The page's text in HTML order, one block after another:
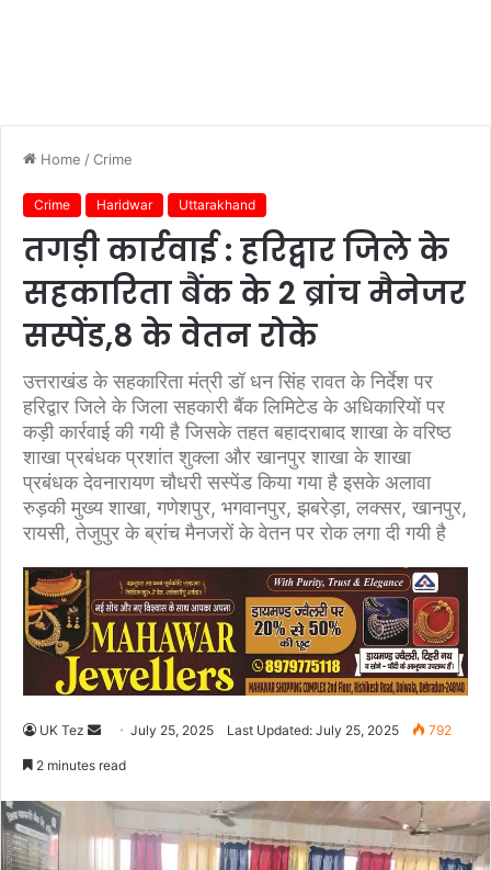
Home /Crime
Crime Haridwar Uttarakhand
तगड़ी कार्रवाई : हरिद्वार जिले के
सहकारिता बैंक के 2 ब्रांच मैनेजर
सस्पेंड,8 के वेतन रोके
उत्तराखंड के सहकारिता मंत्री डॉ धन सिंह रावत के निर्देश पर
हरिद्वार जिले के जिला सहकारी बैंक लिमिटेड के अधिकारियों पर
कड़ी कार्रवाई की गयी है जिसके तहत बहादराबाद शाखा के वरिष्ठ
शाखा प्रबंधक प्रशांत शुक्ला और खानपुर शाखा के शाखा
प्रबंधक देवनारायण चौधरी सस्पेंड किया गया है इसके अलावा
रुड़की मुख्य शाखा, गणेशपुर, भगवानपुर, झबरेड़ा, लक्सर, खानपुर,
रायसी, तेजुपुर के ब्रांच मैनजरों के वेतन पर रोक लगा दी गयी है
UK Tez
d
a
July 25, 2025 Last Updated: July 25, 2025 792
2 minutes read